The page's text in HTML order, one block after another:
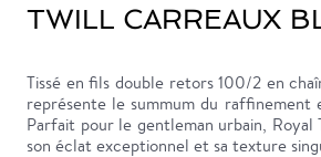
TWILL CARREAUX
Tissé en fils double retors 100/2 en
représente le summum du raffinement
Parfait pour le gentleman urbain,
son éclat exceptionnel et sa texture